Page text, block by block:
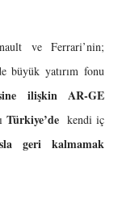
ve Ferrari’nin;
büyük yatırım fonu
ilişkin AR-GE
Türkiye’de kendi iç
geri kalmamak